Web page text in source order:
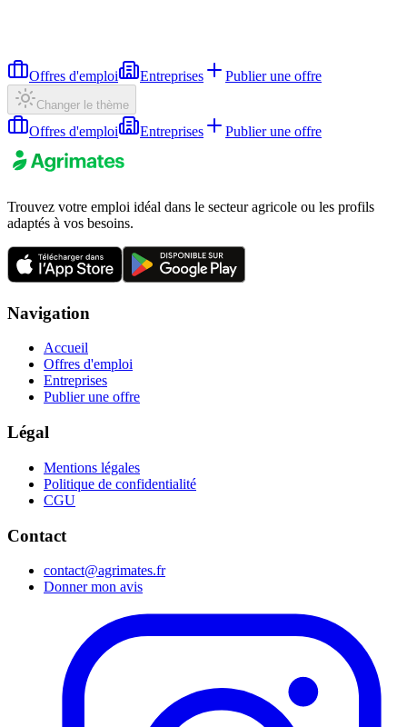
Offres d'emploi Entreprises Publier une offre
Changer le thème
Offres d'emploi Entreprises Publier une offre
Trouvez votre emploi idéal dans le secteur agricole ou les profils
adaptés à vos besoins.
Navigation
Accueil
Offres d'emploi
Entreprises
Publier une offre
Légal
Mentions légales
Politique de confidentialité
CGU
Contact
contact@agrimates.fr
Donner mon avis